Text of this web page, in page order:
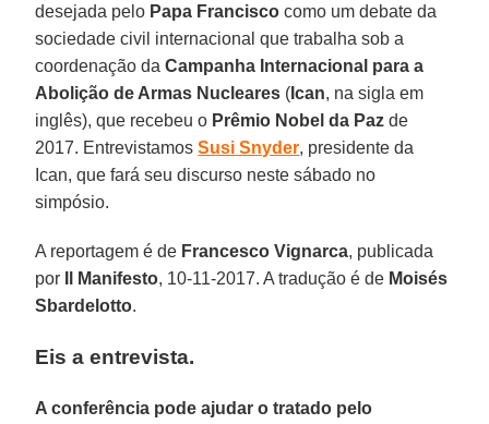
desejada pelo Papa Francisco como um debate da
sociedade civil internacional que trabalha sob a
coordenação daCampanha Internacional para a
Abolição de Armas Nucleares ( Ican, na sigla em
inglês), que recebeu o Prêmio Nobel da Paz de
2017. EntrevistamosSusi Snyder, presidente da
Ican, que fará seu discurso neste sábado no
simpósio.
A reportagem é de Francesco Vignarca, publicada
por
Il Manifesto, 10-11-2017. A tradução é de Moisés
Sbardelotto.
Eis a entrevista.
A conferência pode ajudar o tratado pelo